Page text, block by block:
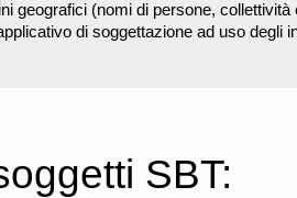
geografici (nomi di persone,
di soggettazione ad uso degli
SBT: